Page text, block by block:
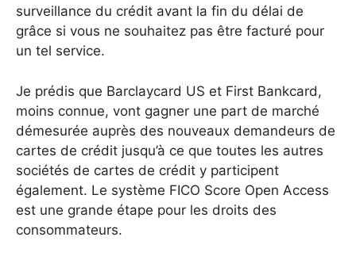
surveillance du crédit avant la fin du délai de
grâce si vous ne souhaitez pas être facturé pour
un tel service.
Je prédis que Barclaycard US et First Bankcard,
moins connue, vont gagner une part de marché
démesurée auprès des nouveaux demandeurs de
cartes de crédit jusqu’à ce que toutes les autres
sociétés de cartes de crédit y participent
également. Le système FICO Score Open Access
est une grande étape pour les droits des
consommateurs.